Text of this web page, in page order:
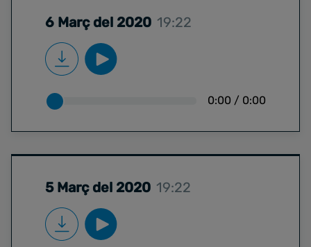
6 Març del 2020 19:22
0:00 / 0:00
5 Març del 2020 19:22